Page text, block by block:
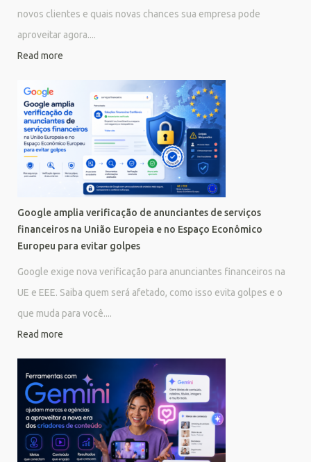
novos clientes e quais novas chances sua empresa pode
aproveitar agora....
Read more
Google amplia verificação de anunciantes de serviços
financeiros na União Europeia e no Espaço Econômico
Europeu para evitar golpes
Google exige nova verificação para anunciantes financeiros na
UE e EEE. Saiba quem será afetado, como isso evita golpes e o
que muda para você....
Read more